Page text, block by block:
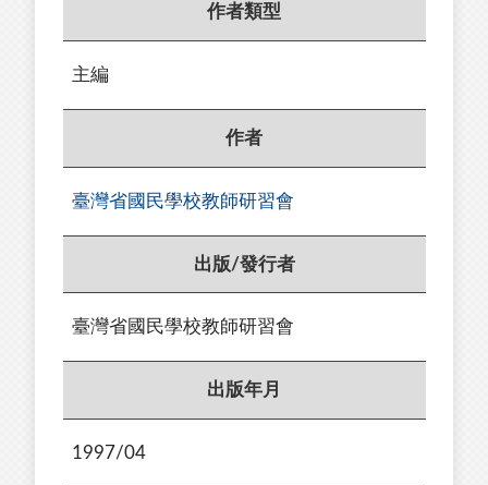
作者類型
主編
作者
臺灣省國民學校教師研習會
出版/發行者
臺灣省國民學校教師研習會
出版年月
1997/04